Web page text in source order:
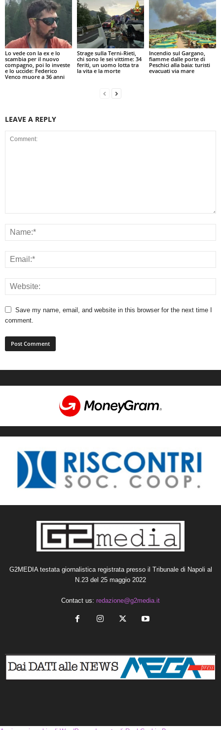
Lo vede con la ex e lo
scambia per il nuovo
compagno, poi lo investe
e lo uccide: Federico
Venco muore a 36 anni
Strage sulla Terni-Rieti,
chi sono le sei vittime: 34
feriti, un uomo lotta tra
la vita e la morte
Incendio sul Gargano,
fiamme dalle porte di
Peschici alla baia: turisti
evacuati via mare
LEAVE A REPLY
Save my name, email, and website in this browser for the next time I
comment.
G2MEDIA testata giornalistica registrata presso il Tribunale di Napoli al
N.23 del 25 maggio 2022
Contact us: redazione@g2media.it